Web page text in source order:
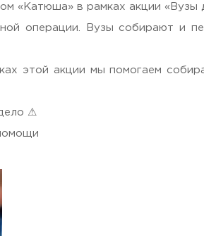
«Катюша» в рамках акции «Вузы
операции. Вузы собирают и
этой акции мы помогаем
⚠